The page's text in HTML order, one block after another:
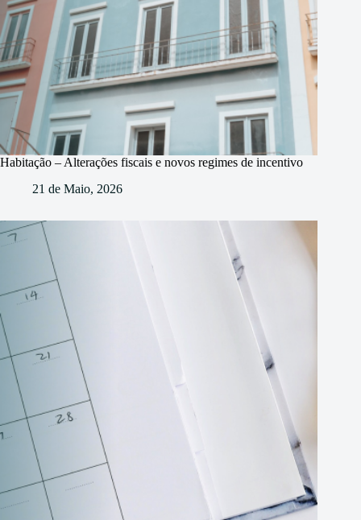
Habitação – Alterações fiscais e novos regimes de incentivo
21 de Maio, 2026